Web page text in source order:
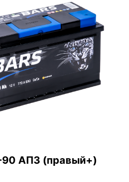
Energizer Premium